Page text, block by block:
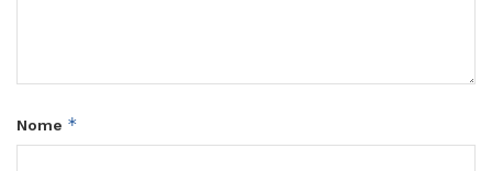
Nome *